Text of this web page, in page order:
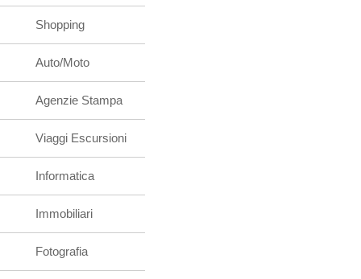
Shopping
Auto/Moto
Agenzie Stampa
Viaggi Escursioni
Informatica
Immobiliari
Fotografia